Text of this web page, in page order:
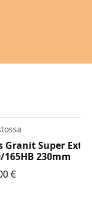
Granit Super
165HB 230mm
€